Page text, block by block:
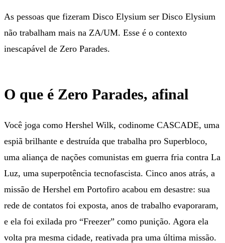
As pessoas que fizeram Disco Elysium ser Disco Elysium
não trabalham mais na ZA/UM. Esse é o contexto
inescapável de Zero Parades.
O que é Zero Parades, afinal
Você joga como Hershel Wilk, codinome CASCADE, uma
espiã brilhante e destruída que trabalha pro Superbloco,
uma aliança de nações comunistas em guerra fria contra La
Luz, uma superpotência tecnofascista. Cinco anos atrás, a
missão de Hershel em Portofiro acabou em desastre: sua
rede de contatos foi exposta, anos de trabalho evaporaram,
e ela foi exilada pro “Freezer” como punição. Agora ela
volta pra mesma cidade, reativada pra uma última missão.